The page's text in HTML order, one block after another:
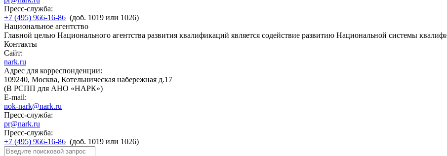
Пресс-служба:
+7 (495) 966-16-86 (доб. 1019 или 1026)
Национальное агентство
Главной целью Национального агентства развития квалификаций является содействие развитию Национальной системы
Контакты
Сайт:
nark.ru
Адрес для корреспонденции:
109240, Москва, Котельническая набережная д.17
(В РСПП для АНО «НАРК»)
E-mail:
nok-nark@nark.ru
Пресс-служба:
pr@nark.ru
Пресс-служба:
+7 (495) 966-16-86 (доб. 1019 или 1026)